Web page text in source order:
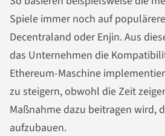
Spiele immer noch auf
Decentraland oder Enjin. Aus
das Unternehmen die
Ethereum-Maschine
zu steigern, obwohl die Zeit
Maßnahme dazu beitragen wird,
aufzubauen.